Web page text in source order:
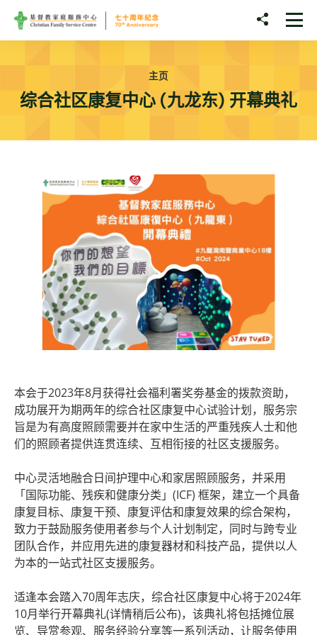
Skip to main content
分享至
打
主页
综合社区康复中心 (九龙东) 开幕典礼
本会于2023年8月获得社会福利署奖劵基金的拨款资助，
成功展开为期两年的综合社区康复中心试验计划，服务宗
旨是为有高度照顾需要并在家中生活的严重残疾人士和他
们的照顾者提供连贯连续、互相衔接的社区支援服务。
中心灵活地融合日间护理中心和家居照顾服务，并采用
「国际功能、残疾和健康分类」(ICF) 框架，建立一个具备
康复目标、康复干预、康复评估和康复效果的综合架构，
致力于鼓励服务使用者参与个人计划制定，同时与跨专业
团队合作，并应用先进的康复器材和科技产品，提供以人
为本的一站式社区支援服务。
适逢本会踏入70周年志庆，综合社区康复中心将于2024年
10月举行开幕典礼(详情稍后公布)，该典礼将包括摊位展
览、导赏参观、服务经验分享等一系列活动，让服务使用